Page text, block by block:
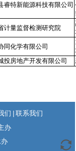
睿特新能源科技有限公司
计量监督检测研究院
同化学有限公司
投房地产开发有限公司
们 | 联系我们
办